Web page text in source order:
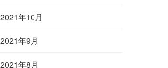
2021年10月
2021年9月
2021年8月